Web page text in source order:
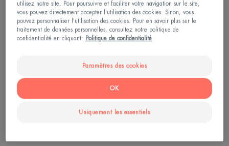
titre.
Rappelons que la sécheresse cutanée résulte d’un
un manque de sébum et un film hydrolipidique qui
ne joue plus son rôle protecteur. Et comme le
visage est particulièrement riche en glandes
sébacées, il est en première ligne pour subir les
utilisez notre site. Pour poursuivre et faciliter votre navigation sur le site,
vous pouvez directement accepter l'utilisation des cookies. Sinon, vous
pouvez personnaliser l'utilisation des cookies. Pour en savoir plus sur le
traitement de données personnelles, consultez notre politique de
confidentialité en cliquant:
Politique de confidentialité
Paramètres des cookies
Uniquement les essentiels
OK